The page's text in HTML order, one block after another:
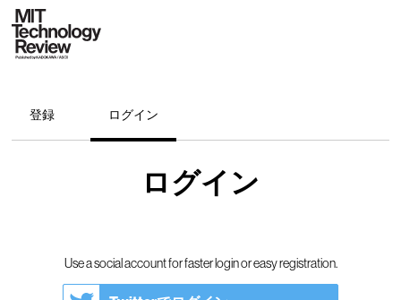
登録 ログイン
ログイン
Use a social account for faster login or easy registration.